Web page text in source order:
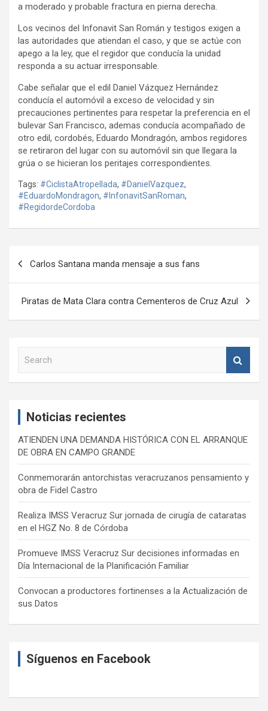
a moderado y probable fractura en pierna derecha.
Los vecinos del Infonavit San Román y testigos exigen a
las autoridades que atiendan el caso, y que se actúe con
apego a la ley, que el regidor que conducía la unidad
responda a su actuar irresponsable.
Cabe señalar que el edil Daniel Vázquez Hernández
conducía el automóvil a exceso de velocidad y sin
precauciones pertinentes para respetar la preferencia en el
bulevar San Francisco, ademas conducía acompañado de
otro edil, cordobés, Eduardo Mondragón, ambos regidores
se retiraron del lugar con su automóvil sin que llegara la
grúa o se hicieran los peritajes correspondientes.
Tags: #CiclistaAtropellada, #DanielVazquez,
#EduardoMondragon, #InfonavitSanRoman,
#RegidordeCordoba
entradas
Carlos Santana manda mensaje a sus fans
Piratas de Mata Clara contra Cementeros de Cruz Azul
Noticias recientes
ATIENDEN UNA DEMANDA HISTÓRICA CON EL ARRANQUE
DE OBRA EN CAMPO GRANDE
Conmemorarán antorchistas veracruzanos pensamiento y
obra de Fidel Castro
Realiza IMSS Veracruz Sur jornada de cirugía de cataratas
en el HGZ No. 8 de Córdoba
Promueve IMSS Veracruz Sur decisiones informadas en
Día Internacional de la Planificación Familiar
Convocan a productores fortinenses a la Actualización de
sus Datos
Síguenos en Facebook